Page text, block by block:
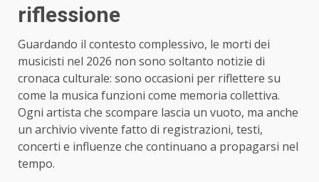
riflessione
Guardando il contesto complessivo, le morti dei
musicisti nel 2026 non sono soltanto notizie di
cronaca culturale: sono occasioni per riflettere su
come la musica funzioni come memoria collettiva.
Ogni artista che scompare lascia un vuoto, ma anche
un archivio vivente fatto di registrazioni, testi,
concerti e influenze che continuano a propagarsi nel
tempo.